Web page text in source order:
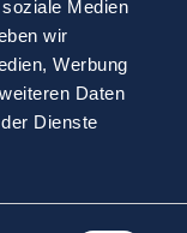
Medien
wir
Werbung
Daten
Dienste